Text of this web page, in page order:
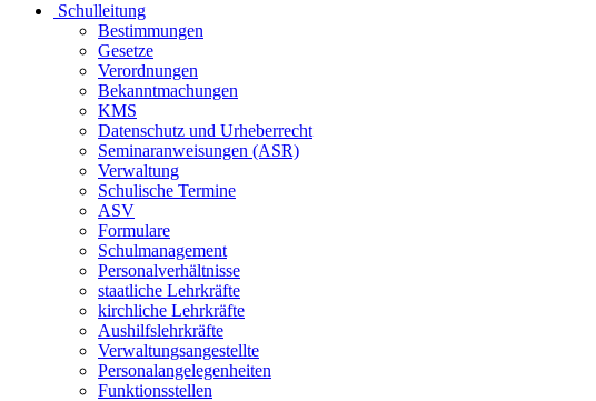
Schulleitung
Bestimmungen
Gesetze
Verordnungen
Bekanntmachungen
KMS
Datenschutz und Urheberrecht
Seminaranweisungen (ASR)
Verwaltung
Schulische Termine
ASV
Formulare
Schulmanagement
Personalverhältnisse
staatliche Lehrkräfte
kirchliche Lehrkräfte
Aushilfslehrkräfte
Verwaltungsangestellte
Personalangelegenheiten
Funktionsstellen